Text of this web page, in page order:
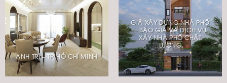
ANH TRÍ – TP. HỒ CHÍ MINH
GIÁ XÂY DỰNG NHÀ PHỐ
– BÁO GIÁ VÀ DỊCH VỤ
XÂY NHÀ PHỐ CHẤT
LƯỢNG